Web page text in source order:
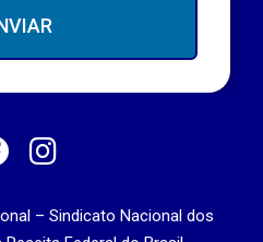
– Sindicato Nacional dos